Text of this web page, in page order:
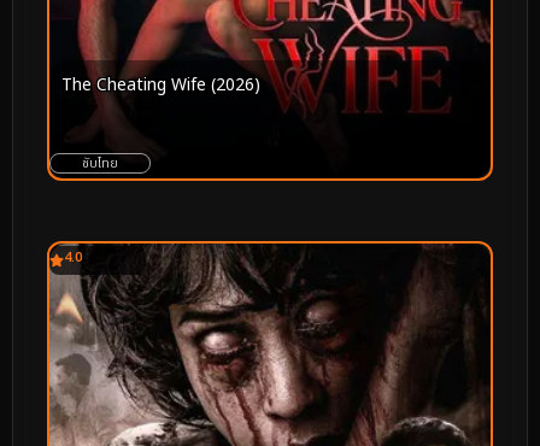
The Cheating Wife (2026)
ซับไทย
4.0